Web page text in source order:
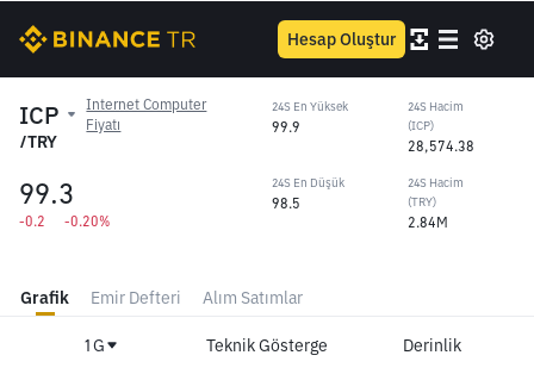
Hesap Oluştur
ICP
Internet Computer
Fiyatı
/TRY
99.3
-0.2 -0.20%
24S En Yüksek
99.9
24S En Düşük
98.5
24S Hacim
(ICP)
28,574.38
24S Hacim
(TRY)
2.84M
Grafik Emir Defteri Alım Satımlar
1G Teknik Gösterge Derinlik